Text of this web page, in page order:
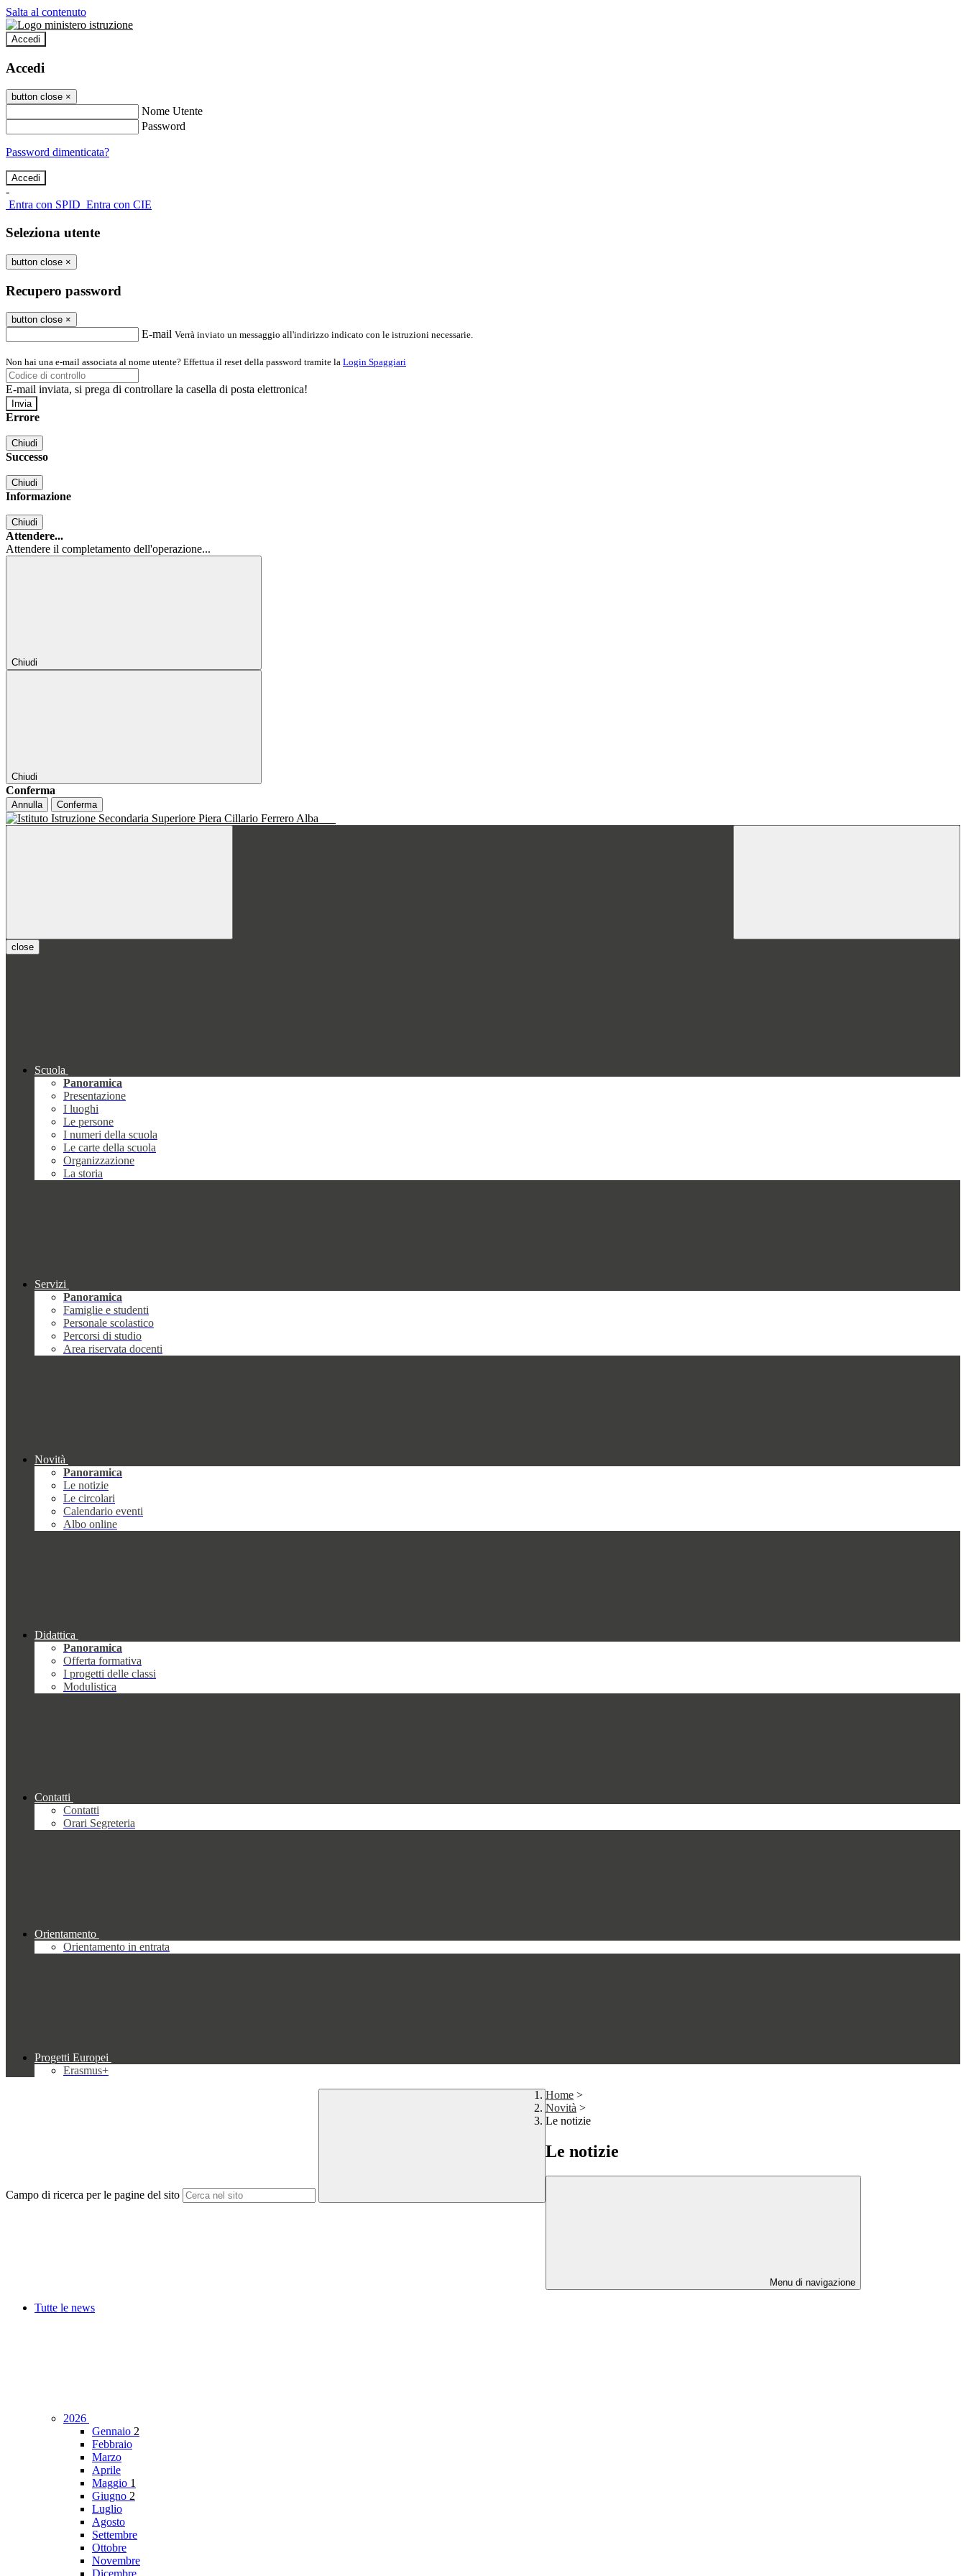
Salta al contenuto
Accedi
Accedi
button close ×
Nome Utente
Password
Password dimenticata?
-
Entra con SPID Entra con CIE
Seleziona utente
button close ×
Recupero password
button close ×
E-mail Verrà inviato un messaggio all'indirizzo indicato con le istruzioni necessarie.
Non hai una e-mail associata al nome utente? Effettua il reset della password tramite la Login Spaggiari
E-mail inviata, si prega di controllare la casella di posta elettronica!
Errore
Chiudi
Successo
Chiudi
Informazione
Chiudi
Attendere...
Attendere il completamento dell'operazione...
Chiudi
Chiudi
Conferma
Annulla Conferma
close
Scuola
Panoramica
Presentazione
I luoghi
Le persone
I numeri della scuola
Le carte della scuola
Organizzazione
La storia
Servizi
Panoramica
Famiglie e studenti
Personale scolastico
Percorsi di studio
Area riservata docenti
Novità
Panoramica
Le notizie
Le circolari
Calendario eventi
Albo online
Didattica
Panoramica
Offerta formativa
I progetti delle classi
Modulistica
Contatti
Contatti
Orari Segreteria
Orientamento
Orientamento in entrata
Progetti Europei
Erasmus+
Campo di ricerca per le pagine del sito
Home >
Novità >
Le notizie
Le notizie
Menu di navigazione
Tutte le news
2026
Gennaio 2
Febbraio
Marzo
Aprile
Maggio 1
Giugno 2
Luglio
Agosto
Settembre
Ottobre
Novembre